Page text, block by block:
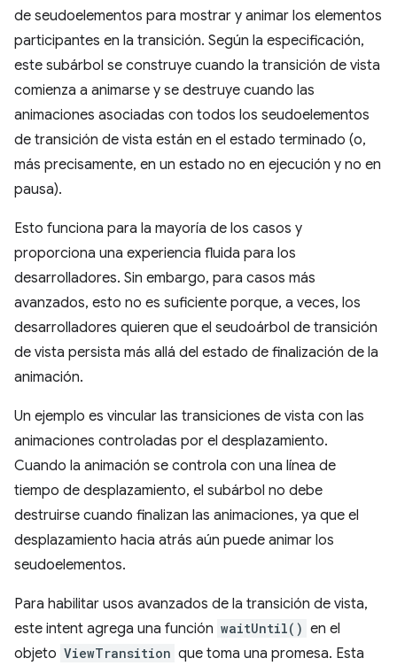
de seudoelementos para mostrar y animar los elementos
participantes en la transición. Según la especificación,
este subárbol se construye cuando la transición de vista
comienza a animarse y se destruye cuando las
animaciones asociadas con todos los seudoelementos
de transición de vista están en el estado terminado (o,
más precisamente, en un estado no en ejecución y no en
pausa).
Esto funciona para la mayoría de los casos y
proporciona una experiencia fluida para los
desarrolladores. Sin embargo, para casos más
avanzados, esto no es suficiente porque, a veces, los
desarrolladores quieren que el seudoárbol de transición
de vista persista más allá del estado de finalización de la
animación.
Un ejemplo es vincular las transiciones de vista con las
animaciones controladas por el desplazamiento.
Cuando la animación se controla con una línea de
tiempo de desplazamiento, el subárbol no debe
destruirse cuando finalizan las animaciones, ya que el
desplazamiento hacia atrás aún puede animar los
seudoelementos.
Para habilitar usos avanzados de la transición de vista,
este intent agrega una función waitUntil() en el
objeto ViewTransition que toma una promesa. Esta